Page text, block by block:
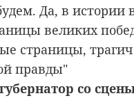
Да, в истории
великих
страницы,
правды"
со